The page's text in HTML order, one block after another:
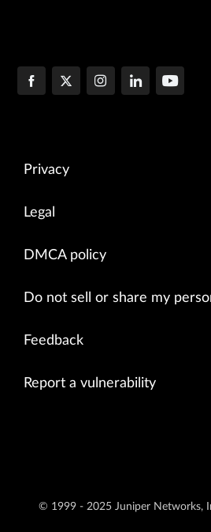
Privacy
Legal
DMCA policy
Do not sell or share my
Feedback
Report a vulnerability
© 1999 - 2025 Juniper Networks,